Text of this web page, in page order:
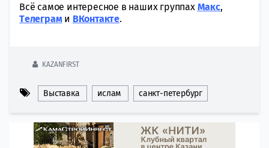
Всё самое интересное в наших группах Макс,
Tелеграми ВКонтакте.
KAZANFIRST
Выставка ислам санкт-петербург